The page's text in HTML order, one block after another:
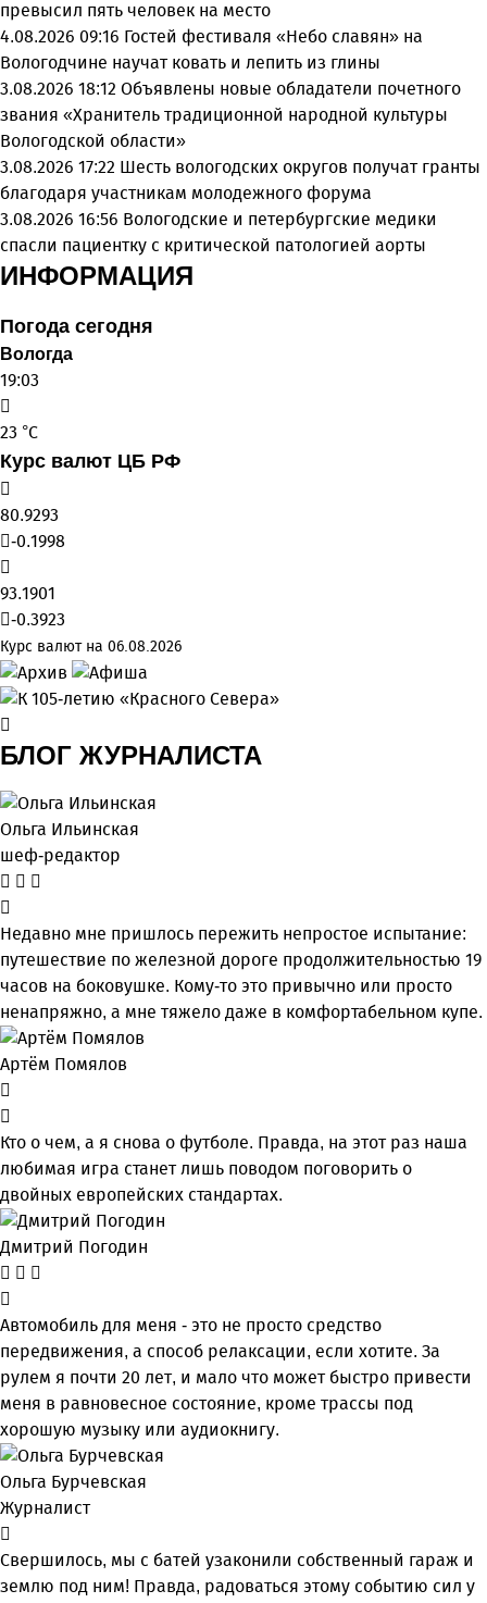
превысил пять человек на место
4.08.2026 09:16 Гостей фестиваля «Небо славян» на
Вологодчине научат ковать и лепить из глины
3.08.2026 18:12 Объявлены новые обладатели почетного
звания «Хранитель традиционной народной культуры
Вологодской области»
3.08.2026 17:22 Шесть вологодских округов получат гранты
благодаря участникам молодежного форума
3.08.2026 16:56 Вологодские и петербургские медики
спасли пациентку с критической патологией аорты
ИНФОРМАЦИЯ
Погода сегодня
Вологда
19:03
23 °C
Курс валют ЦБ РФ
80.9293
-0.1998
93.1901
-0.3923
Курс валют на 06.08.2026
БЛОГ ЖУРНАЛИСТА
Ольга Ильинская
шеф-редактор
Недавно мне пришлось пережить непростое испытание:
путешествие по железной дороге продолжительностью 19
часов на боковушке. Кому-то это привычно или просто
ненапряжно, а мне тяжело даже в комфортабельном купе.
Артём Помялов
Кто о чем, а я снова о футболе. Правда, на этот раз наша
любимая игра станет лишь поводом поговорить о
двойных европейских стандартах.
Дмитрий Погодин
Автомобиль для меня - это не просто средство
передвижения, а способ релаксации, если хотите. За
рулем я почти 20 лет, и мало что может быстро привести
меня в равновесное состояние, кроме трассы под
хорошую музыку или аудиокнигу.
Ольга Бурчевская
Журналист
Свершилось, мы с батей узаконили собственный гараж и
землю под ним! Правда, радоваться этому событию сил у